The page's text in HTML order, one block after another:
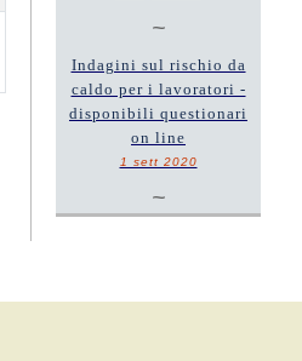
~
Indagini sul rischio da
caldo per i lavoratori -
disponibili questionari
on line
1 sett 2020
~